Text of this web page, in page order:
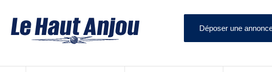
Déposer une